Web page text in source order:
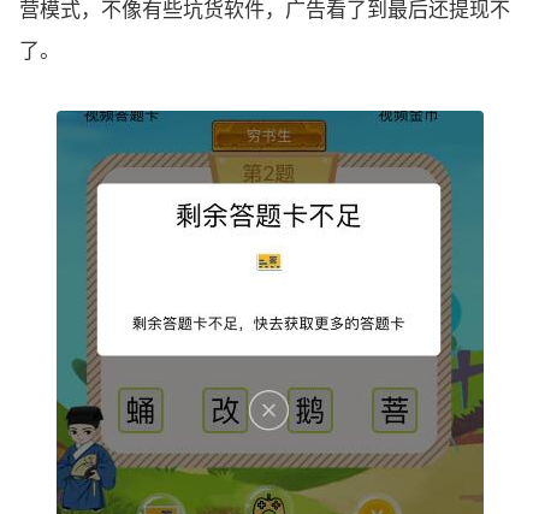
营模式，不像有些坑货软件，广告看了到最后还提现不
了。